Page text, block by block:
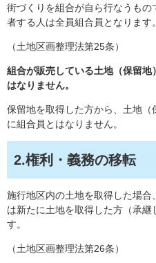
街づくりを組合が自ら行なうも
者する人は全員組合員となります。
（土地区画整理法第25条）
組合が販売している土地（保留
はなりません。
保留地を取得した方から、土地
に組合員とはなりません。
2.権利・義務の移転
施行地区内の土地を取得した場
は新たに土地を取得した方（承
す。
（土地区画整理法第26条）